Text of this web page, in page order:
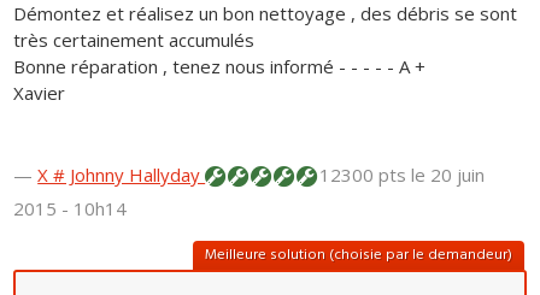
Démontez et réalisez un bon nettoyage , des débris se sont
très certainement accumulés
Bonne réparation , tenez nous informé - - - - - A +
Xavier
—X # Johnny Hallyday 12300 ptsle 20 juin
2015 - 10h14
Meilleure solution (choisie par le demandeur)